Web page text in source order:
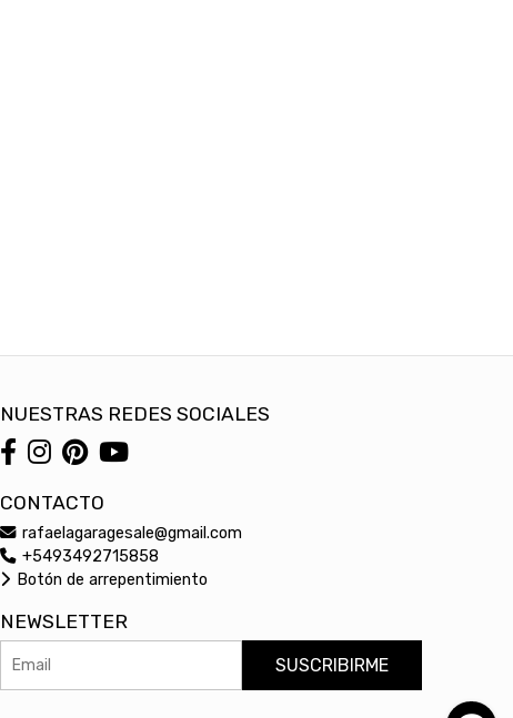
NUESTRAS REDES SOCIALES
CONTACTO
rafaelagaragesale@gmail.com
+5493492715858
Botón de arrepentimiento
NEWSLETTER
SUSCRIBIRME